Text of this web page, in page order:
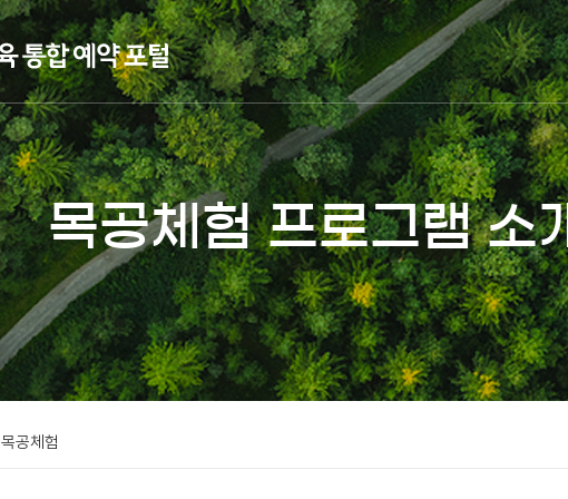
목공체험 프로그램 소
목공체험